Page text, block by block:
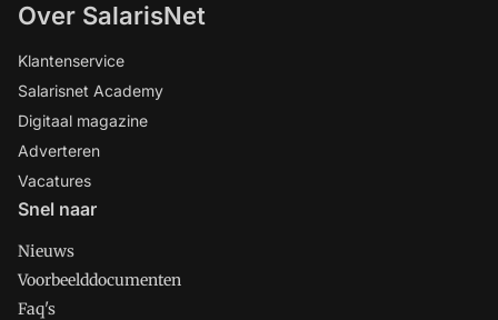
Over SalarisNet
Klantenservice
Salarisnet Academy
Digitaal magazine
Adverteren
Vacatures
Snel naar
Nieuws
Voorbeelddocumenten
Faq's